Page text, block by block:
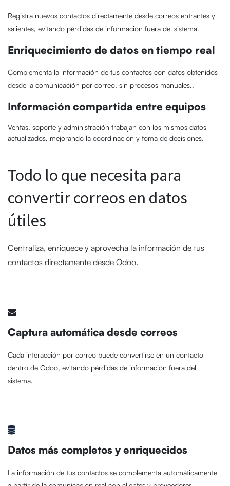
Registra nuevos contactos directamente desde correos entrantes y
salientes, evitando pérdidas de información fuera del sistema.
Enriquecimiento de datos en tiempo real
Complementa la información de tus contactos con datos obtenidos
desde la comunicación por correo, sin procesos manuales..
Información compartida entre equipos
Ventas, soporte y administración trabajan con los mismos datos
actualizados, mejorando la coordinación y toma de decisiones.
Todo lo que necesita para
convertir correos en datos
útiles
Centraliza, enriquece y aprovecha la información de tus
contactos directamente desde Odoo.
Captura automática desde correos
Cada interacción por correo puede convertirse en un contacto
dentro de Odoo, evitando pérdidas de información fuera del
sistema.
Datos más completos y enriquecidos
La información de tus contactos se complementa automáticamente